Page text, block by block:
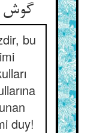
گوش
bu
duy!